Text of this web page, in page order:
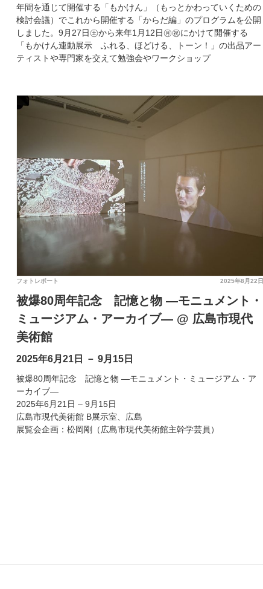
年間を通じて開催する「もかけん」（もっとかわっていくための
検討会議）でこれから開催する「からだ編」のプログラムを公開
しました。9月27日㊏から来年1月12日㊊㊗にかけて開催する
「もかけん連動展示 ふれる、ほどける、トーン！」の出品アー
ティストや専門家を交えて勉強会やワークショップ
2025年8月22日
フォトレポート
被爆80周年記念 記憶と物 ―モニュメント・
ミュージアム・アーカイブ― @ 広島市現代
美術館
2025年6月21日 － 9月15日
被爆80周年記念 記憶と物 ―モニュメント・ミュージアム・ア
ーカイブ―
2025年6月21日 – 9月15日
広島市現代美術館 B展示室、広島
展覧会企画：松岡剛（広島市現代美術館主幹学芸員）